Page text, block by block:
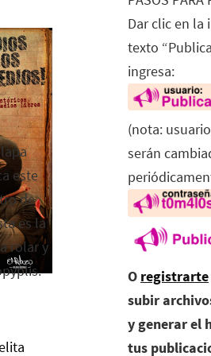
este
de
es la
rolar y
Dar clic en la
texto
ingresa:
(nota:
serán
O registrarte
subir
y generar el
tus